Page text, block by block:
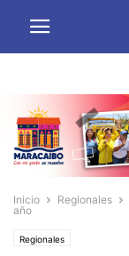
Inicio Regionales
año
Regionales